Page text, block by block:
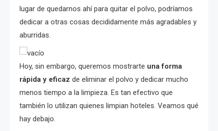
lugar de quedarnos ahí para quitar el polvo, podríamos
dedicar a otras cosas decididamente más agradables y
aburridas.
Hoy, sin embargo, queremos mostrarte una forma
rápida y eficaz de eliminar el polvo y dedicar mucho
menos tiempo a la limpieza. Es tan efectivo que
también lo utilizan quienes limpian hoteles. Veamos qué
hay debajo.